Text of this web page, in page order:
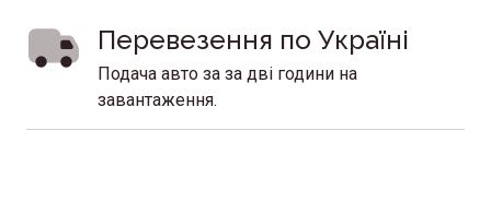
Перевезення по Україні
Подача авто за за дві години на
завантаження.